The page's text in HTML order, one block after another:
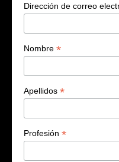
Dirección de correo
Nombre *
Apellidos *
Profesión *